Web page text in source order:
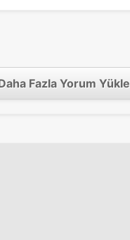
Fazla Yorum Yükle